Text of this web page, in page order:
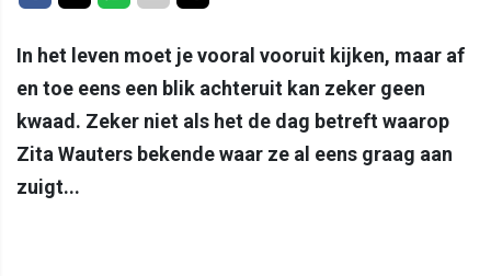
In het leven moet je vooral vooruit kijken, maar af
en toe eens een blik achteruit kan zeker geen
kwaad. Zeker niet als het de dag betreft waarop
Zita Wauters bekende waar ze al eens graag aan
zuigt...